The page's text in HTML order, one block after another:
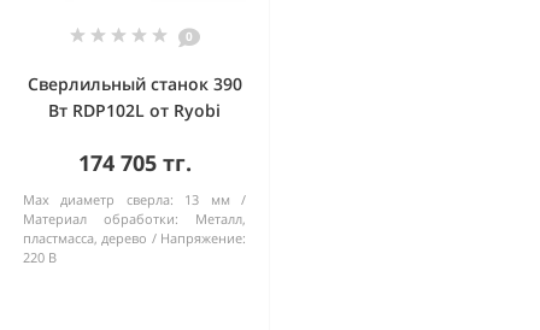
0
Сверлильный станок 390
Вт RDP102L от Ryobi
174 705 тг.
Max диаметр сверла:
13 мм
Материал обработки:
Металл,
пластмасса, дерево
Напряжение:
220 В